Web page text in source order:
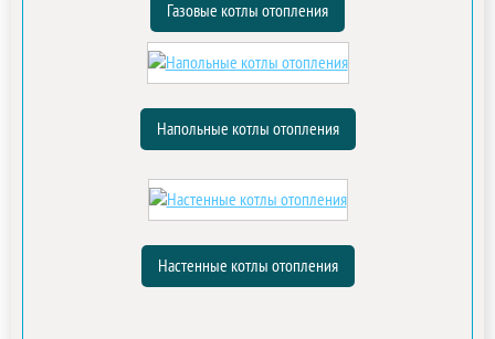
Газовые котлы отопления
Напольные котлы отопления
Настенные котлы отопления